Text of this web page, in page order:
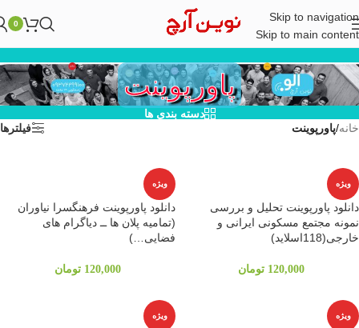
Skip to navigation
Skip to main content
0
پاورپوینت
دسته بندی ها
خانه/پاورپوینت فیلترها
ویژه
دانلود پاورپوینت تحلیل و بررسی
نمونه مجتمع مسکونی ایرانی و
خارجی(118اسلاید)
120,000 تومان
ویژه
دانلود پاورپوینت فرهنگسرا نیاوران
(تمامیه پلان ها ــ دیاگرام های
فضایی…)
120,000 تومان
ویژه ویژه